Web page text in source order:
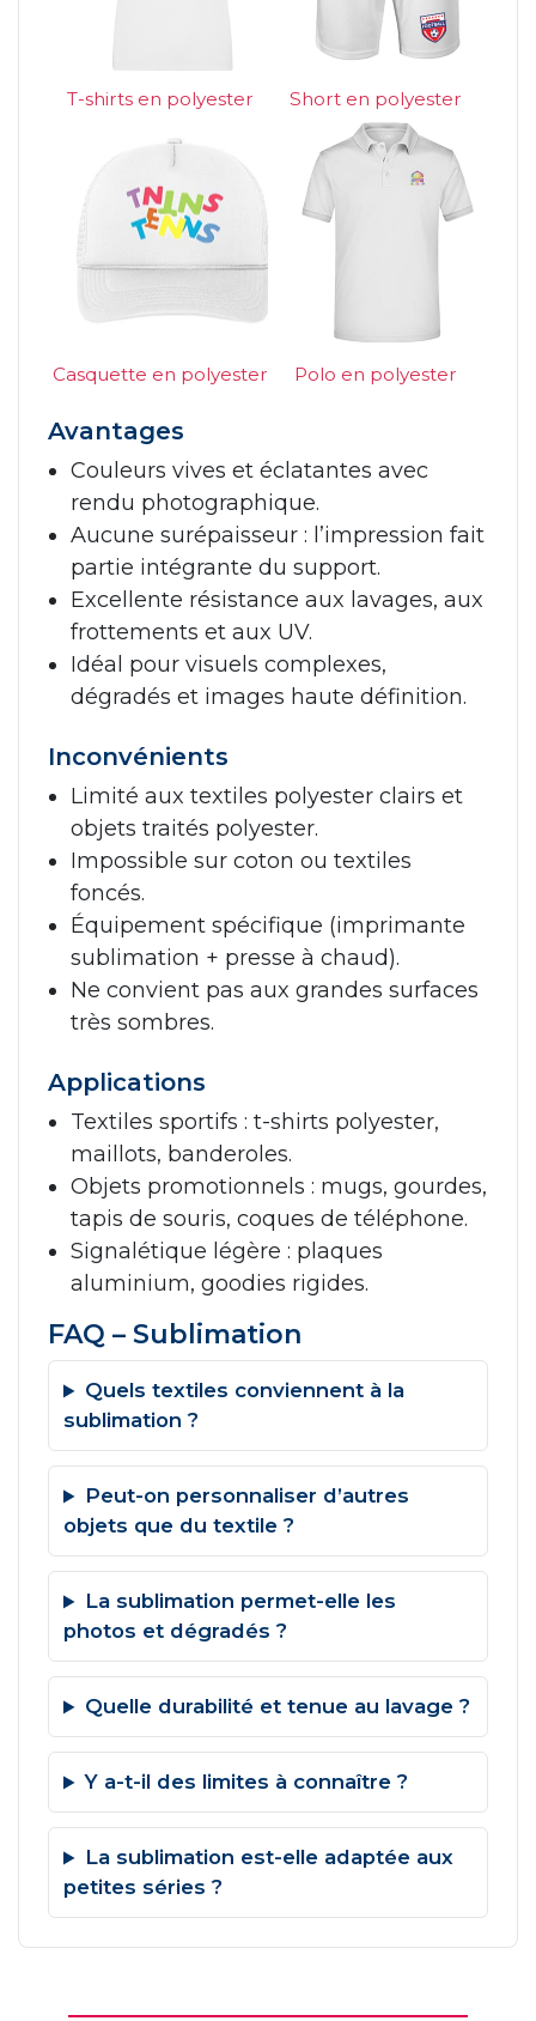
T-shirts en polyester Short en polyester
Casquette en polyester Polo en polyester
Avantages
Couleurs vives et éclatantes avec
rendu photographique.
Aucune surépaisseur : l’impression fait
partie intégrante du support.
Excellente résistance aux lavages, aux
frottements et aux UV.
Idéal pour visuels complexes,
dégradés et images haute définition.
Inconvénients
Limité aux textiles polyester clairs et
objets traités polyester.
Impossible sur coton ou textiles
foncés.
Équipement spécifique (imprimante
sublimation + presse à chaud).
Ne convient pas aux grandes surfaces
très sombres.
Applications
Textiles sportifs : t-shirts polyester,
maillots, banderoles.
Objets promotionnels : mugs, gourdes,
tapis de souris, coques de téléphone.
Signalétique légère : plaques
aluminium, goodies rigides.
FAQ – Sublimation
Quels textiles conviennent à la
sublimation ?
Peut-on personnaliser d’autres
objets que du textile ?
La sublimation permet-elle les
photos et dégradés ?
Quelle durabilité et tenue au lavage ?
Y a-t-il des limites à connaître ?
La sublimation est-elle adaptée aux
petites séries ?